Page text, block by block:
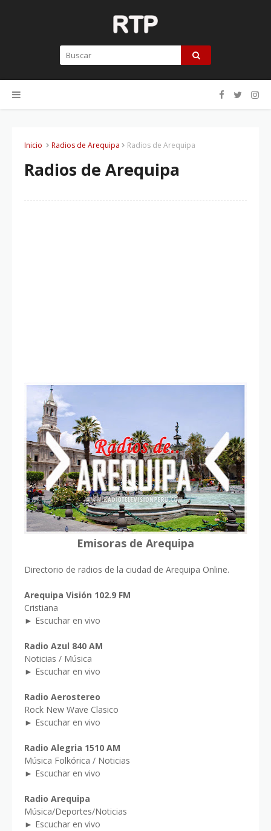
Inicio Radios de Arequipa Radios de Arequipa
Radios de Arequipa
Emisoras de Arequipa
Directorio de radios de la ciudad de Arequipa Online.
Arequipa Visión 102.9 FM
Cristiana
► Escuchar en vivo
Radio Azul 840 AM
Noticias / Música
► Escuchar en vivo
Radio Aerostereo
Rock New Wave Clasico
► Escuchar en vivo
Radio Alegria 1510 AM
Música Folkórica / Noticias
► Escuchar en vivo
Radio Arequipa
Música/Deportes/Noticias
► Escuchar en vivo